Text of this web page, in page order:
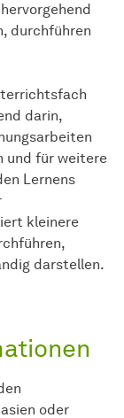
durchführen
darin,
und für weitere
Lernens
kleinere
darstellen.
oder